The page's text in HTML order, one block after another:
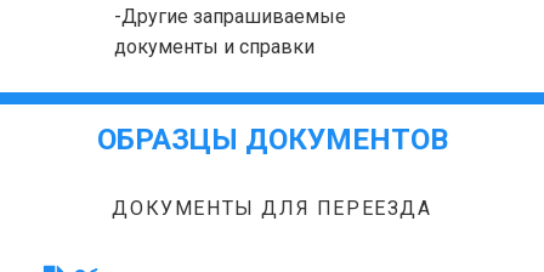
-Другие запрашиваемые
документы и справки
ОБРАЗЦЫ ДОКУМЕНТОВ
ДОКУМЕНТЫ ДЛЯ ПЕРЕЕЗДА